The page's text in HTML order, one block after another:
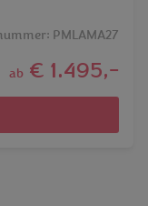
PMLAMA27
ab € 1.495,-